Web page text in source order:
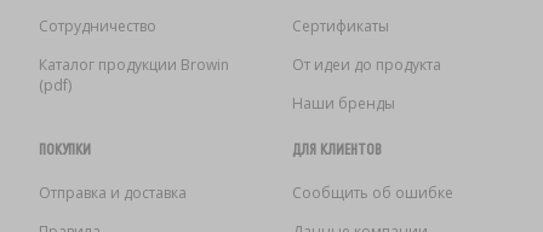
Сотрудничество
Каталог продукции Browin
(pdf)
Сертификаты
От идеи до продукта
Наши бренды
ПОКУПКИ
Отправка и доставка
ДЛЯ КЛИЕНТОВ
Сообщить об ошибке